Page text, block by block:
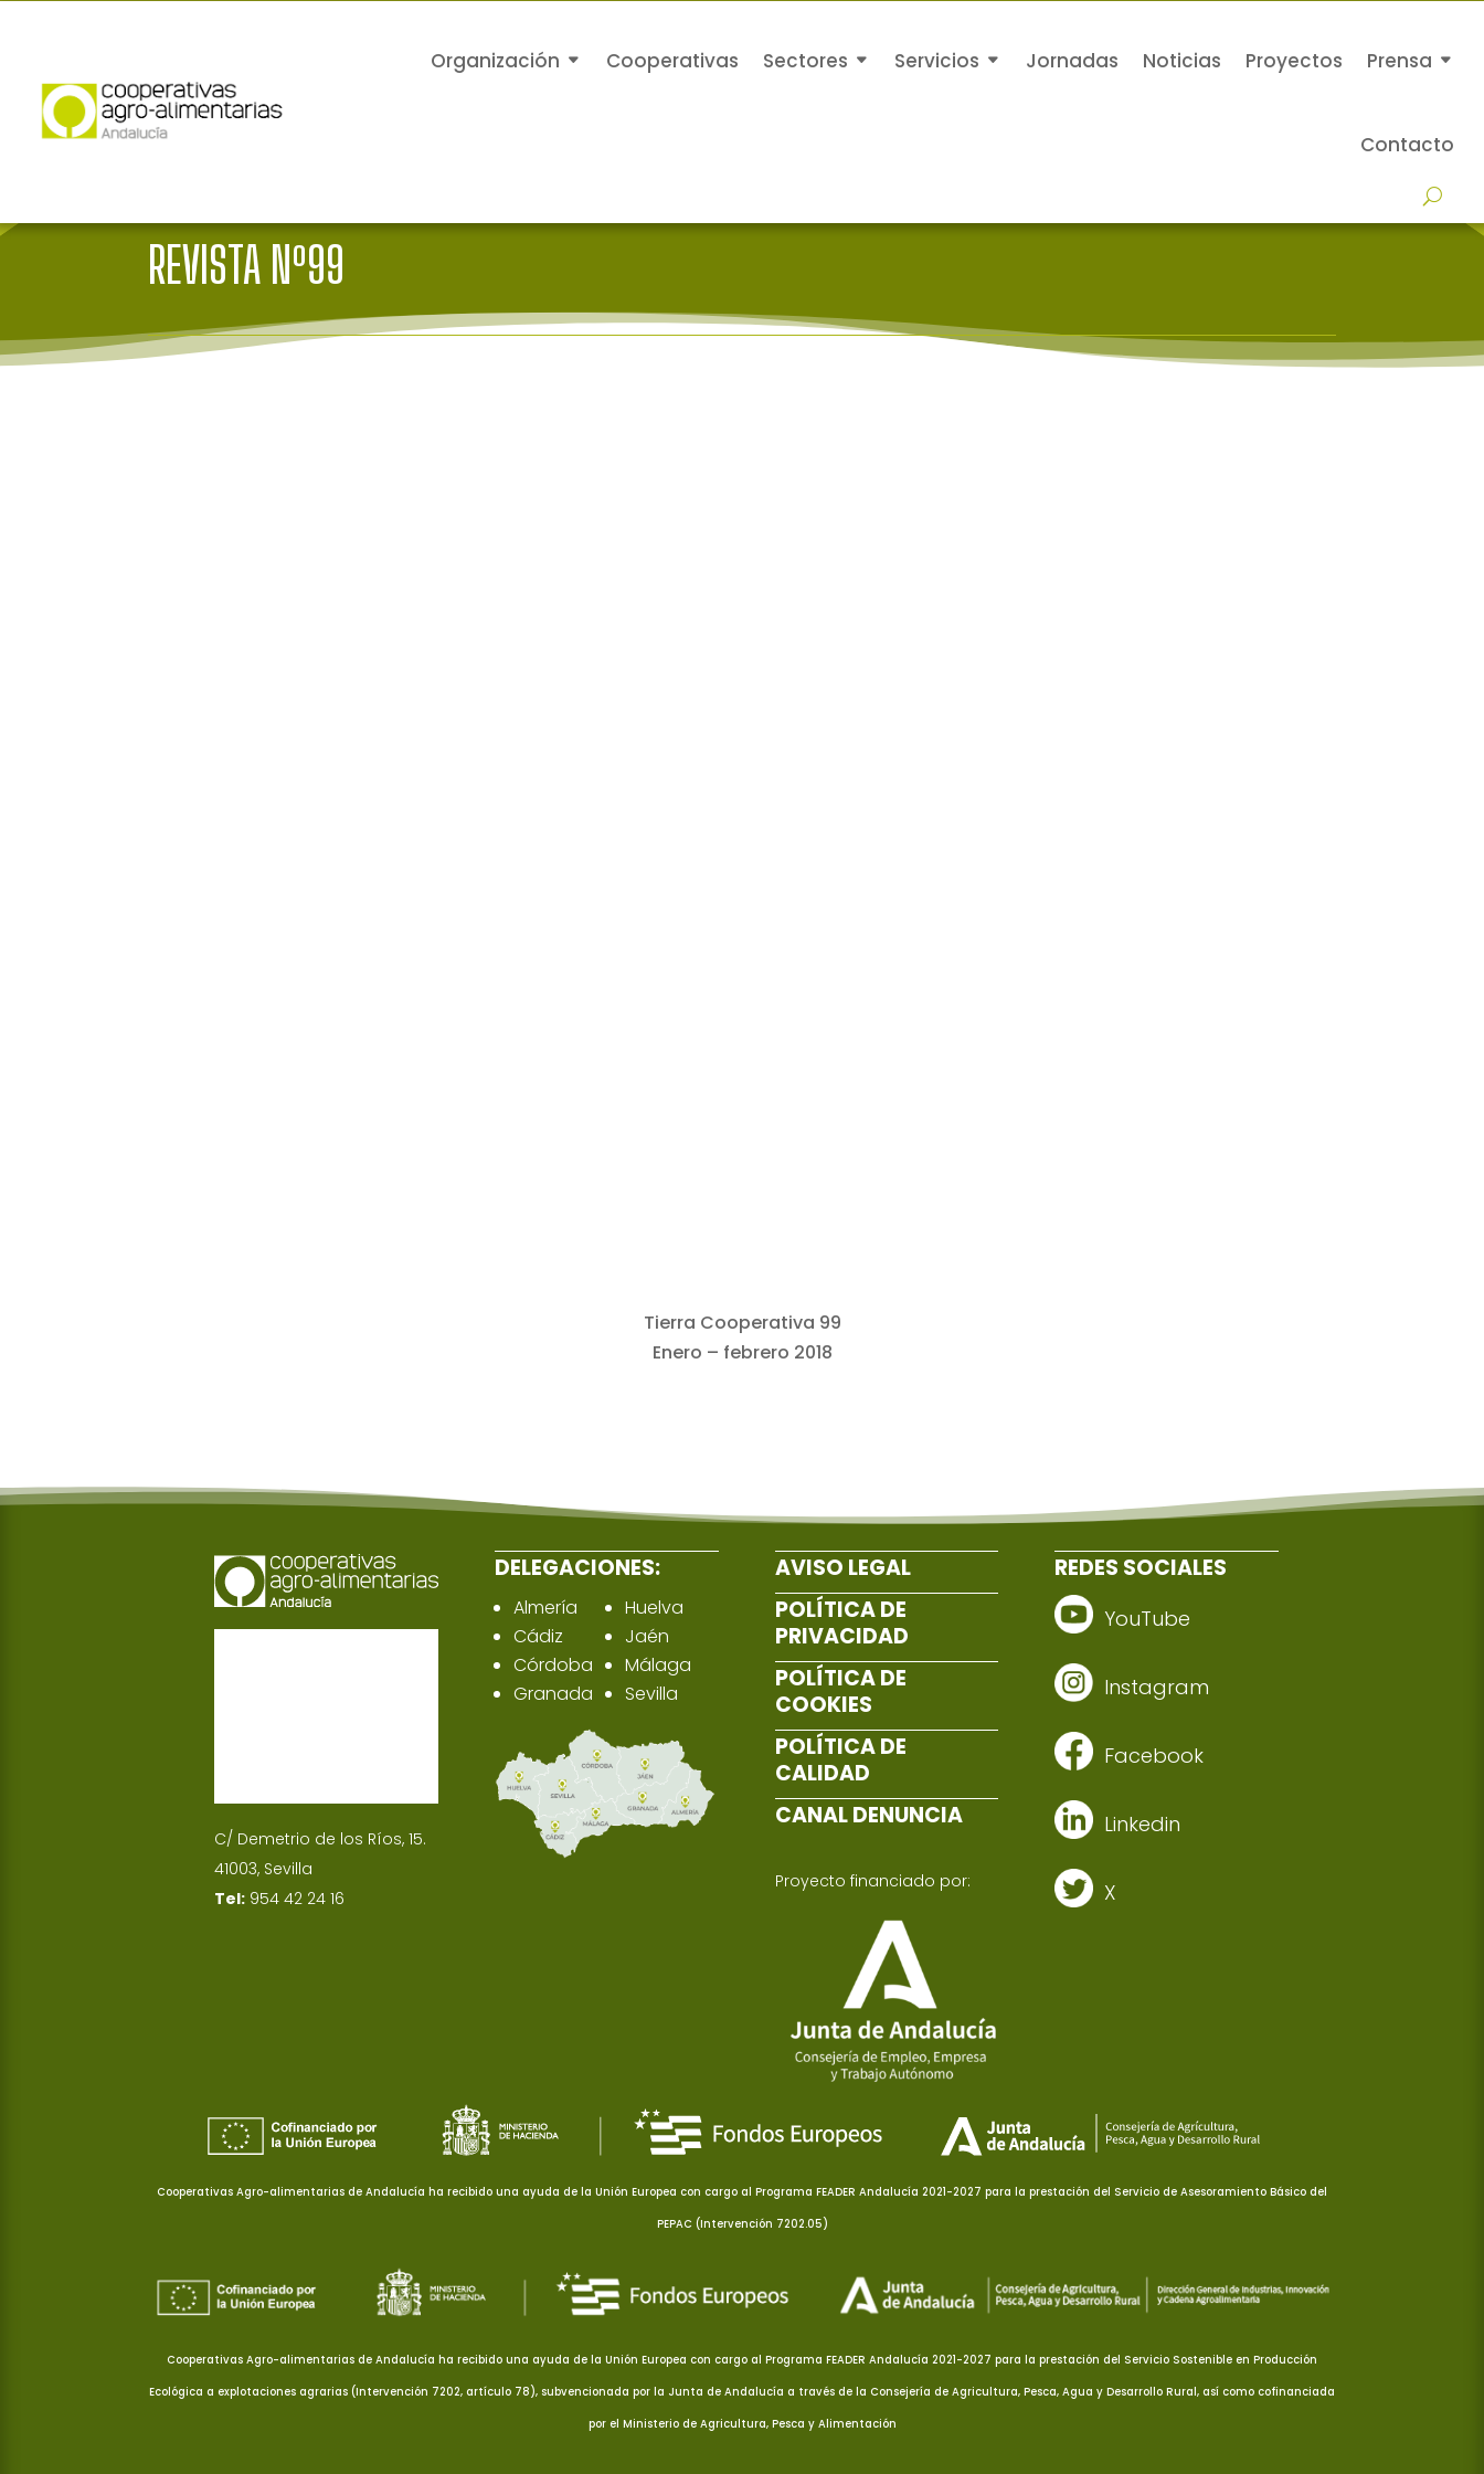
Organización Cooperativas Sectores Servicios Jornadas Noticias Proyectos Prensa
Contacto
REVISTA Nº99
Tierra Cooperativa 99
Enero – febrero 2018
C/ Demetrio de los Ríos, 15.
41003, Sevilla
Tel: 954 42 24 16
DELEGACIONES:
Almería
Cádiz
Córdoba
Granada
Huelva
Jaén
Málaga
Sevilla
AVISO LEGAL
POLÍTICA DE
PRIVACIDAD
POLÍTICA DE
COOKIES
POLÍTICA DE
CALIDAD
CANAL DENUNCIA
Proyecto financiado por:
REDES SOCIALES
YouTube
Instagram
Facebook
Linkedin
X
Cooperativas Agro-alimentarias de Andalucía ha recibido una ayuda de la Unión Europea con cargo al Programa FEADER Andalucía 2021-2027 para la prestación del Servicio de Asesoramiento Básico del
PEPAC (Intervención 7202.05)
Cooperativas Agro-alimentarias de Andalucía ha recibido una ayuda de la Unión Europea con cargo al Programa FEADER Andalucía 2021-2027 para la prestación del Servicio Sostenible en Producción
Ecológica a explotaciones agrarias (Intervención 7202, artículo 78), subvencionada por la Junta de Andalucía a través de la Consejería de Agricultura, Pesca, Agua y Desarrollo Rural, así como cofinanciada
por el Ministerio de Agricultura, Pesca y Alimentación